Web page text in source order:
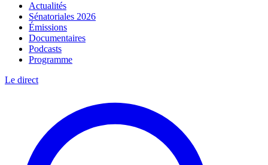
Actualités
Sénatoriales 2026
Émissions
Documentaires
Podcasts
Programme
Le direct